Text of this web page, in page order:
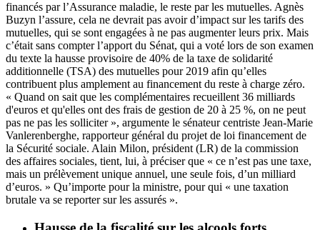
financés par l’Assurance maladie, le reste par les mutuelles. Agnès
Buzyn l’assure, cela ne devrait pas avoir d’impact sur les tarifs des
mutuelles, qui se sont engagées à ne pas augmenter leurs prix. Mais
c’était sans compter l’apport du Sénat, qui a voté lors de son examen
du texte la hausse provisoire de 40% de la taxe de solidarité
additionnelle (TSA) des mutuelles pour 2019 afin qu’elles
contribuent plus amplement au financement du reste à charge zéro.
« Quand on sait que les complémentaires recueillent 36 milliards
d'euros et qu'elles ont des frais de gestion de 20 à 25 %, on ne peut
pas ne pas les solliciter », argumente le sénateur centriste Jean-Marie
Vanlerenberghe, rapporteur général du projet de loi financement de
la Sécurité sociale. Alain Milon, président (LR) de la commission
des affaires sociales, tient, lui, à préciser que « ce n’est pas une taxe,
mais un prélèvement unique annuel, une seule fois, d’un milliard
d’euros. » Qu’importe pour la ministre, pour qui « une taxation
brutale va se reporter sur les assurés ».